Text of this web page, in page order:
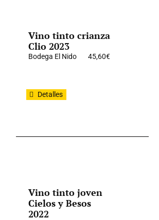
Vino tinto crianza
Clio 2023
Bodega El Nido 45,60€
Detalles
Vino tinto joven
Cielos y Besos
2022